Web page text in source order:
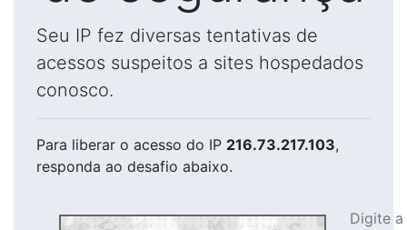
Seu IP fez diversas tentativas de
acessos suspeitos a sites hospedados
conosco.
Para liberar o acesso do IP 216.73.217.103,
responda ao desafio abaixo.
Digite